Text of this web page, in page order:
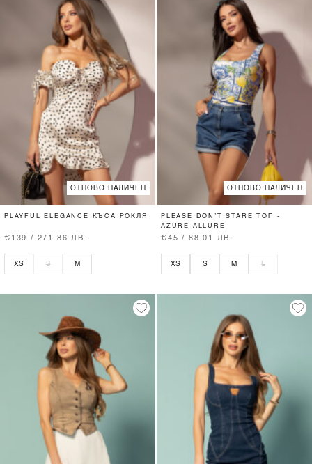
ОТНОВО НАЛИЧЕН
PLAYFUL ELEGANCE КЪСА РОКЛЯ
€139 / 271.86 ЛВ.
XS S M
ОТНОВО НАЛИЧЕН
PLEASE DON’T STARE ТОП -
AZURE ALLURE
€45 / 88.01 ЛВ.
XS S M L